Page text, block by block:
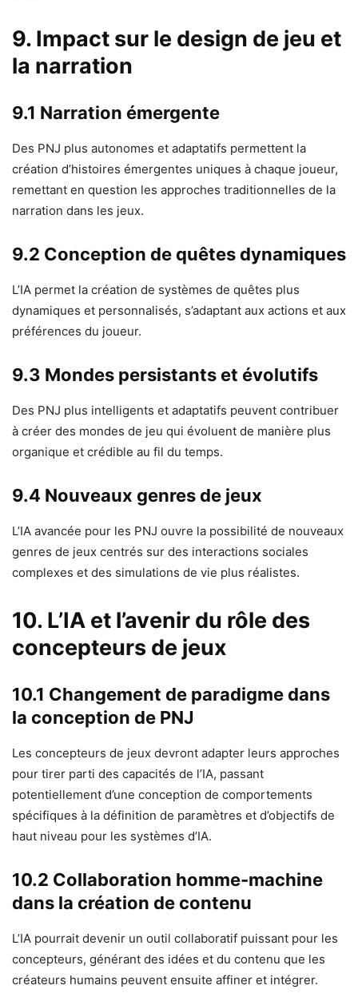
9. Impact sur le design de jeu et
la narration
9.1 Narration émergente
Des PNJ plus autonomes et adaptatifs permettent la
création d’histoires émergentes uniques à chaque joueur,
remettant en question les approches traditionnelles de la
narration dans les jeux.
9.2 Conception de quêtes dynamiques
L’IA permet la création de systèmes de quêtes plus
dynamiques et personnalisés, s’adaptant aux actions et aux
préférences du joueur.
9.3 Mondes persistants et évolutifs
Des PNJ plus intelligents et adaptatifs peuvent contribuer
à créer des mondes de jeu qui évoluent de manière plus
organique et crédible au fil du temps.
9.4 Nouveaux genres de jeux
L’IA avancée pour les PNJ ouvre la possibilité de nouveaux
genres de jeux centrés sur des interactions sociales
complexes et des simulations de vie plus réalistes.
10. L’IA et l’avenir du rôle des
concepteurs de jeux
10.1 Changement de paradigme dans
la conception de PNJ
Les concepteurs de jeux devront adapter leurs approches
pour tirer parti des capacités de l’IA, passant
potentiellement d’une conception de comportements
spécifiques à la définition de paramètres et d’objectifs de
haut niveau pour les systèmes d’IA.
10.2 Collaboration homme-machine
dans la création de contenu
L’IA pourrait devenir un outil collaboratif puissant pour les
concepteurs, générant des idées et du contenu que les
créateurs humains peuvent ensuite affiner et intégrer.